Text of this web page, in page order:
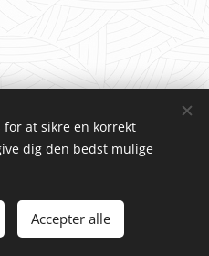
Wine 2025
for at sikre en korrekt
dig den bedst mulige
Accepter alle